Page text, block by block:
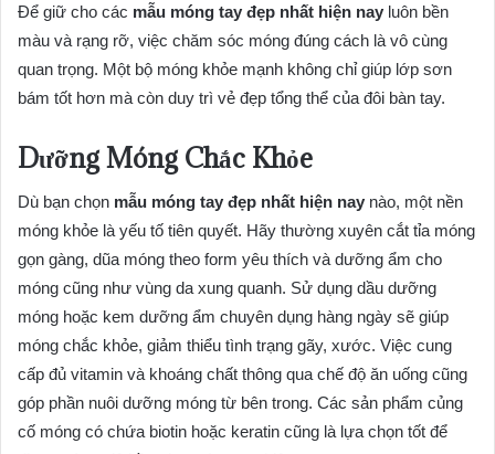
Để giữ cho các mẫu móng tay đẹp nhất hiện nay luôn bền
màu và rạng rỡ, việc chăm sóc móng đúng cách là vô cùng
quan trọng. Một bộ móng khỏe mạnh không chỉ giúp lớp sơn
bám tốt hơn mà còn duy trì vẻ đẹp tổng thể của đôi bàn tay.
Dưỡng Móng Chắc Khỏe
Dù bạn chọn mẫu móng tay đẹp nhất hiện nay nào, một nền
móng khỏe là yếu tố tiên quyết. Hãy thường xuyên cắt tỉa móng
gọn gàng, dũa móng theo form yêu thích và dưỡng ẩm cho
móng cũng như vùng da xung quanh. Sử dụng dầu dưỡng
móng hoặc kem dưỡng ẩm chuyên dụng hàng ngày sẽ giúp
móng chắc khỏe, giảm thiểu tình trạng gãy, xước. Việc cung
cấp đủ vitamin và khoáng chất thông qua chế độ ăn uống cũng
góp phần nuôi dưỡng móng từ bên trong. Các sản phẩm củng
cố móng có chứa biotin hoặc keratin cũng là lựa chọn tốt để